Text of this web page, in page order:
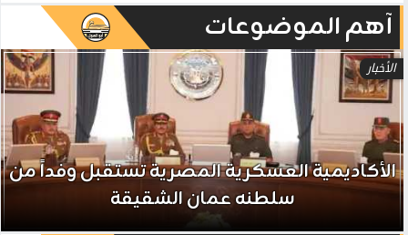
آهم الموضوعات
الأخبار
الأكاديمية العسكرية المصرية تستقبل وفداً من
سلطنه عمان الشقيقة